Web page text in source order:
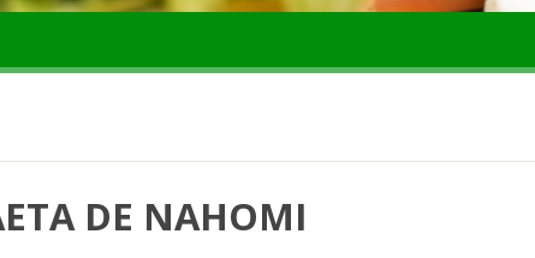
DE NAHOMI